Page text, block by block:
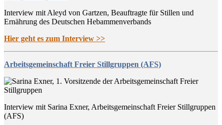
Interview mit Aleyd von Gartzen, Beauftragte für Stillen und
Ernährung des Deutschen Hebammenverbands
Hier geht es zum Interview >>
Arbeitsgemeinschaft Freier Stillgruppen (AFS)
Interview mit Sarina Exner, Arbeitsgemeinschaft Freier Stillgruppen
(AFS)